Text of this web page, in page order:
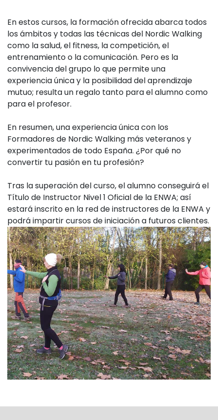
En estos cursos, la formación ofrecida abarca todos
los ámbitos y todas las técnicas del Nordic Walking
como la salud, el fitness, la competición, el
entrenamiento o la comunicación. Pero es la
convivencia del grupo lo que permite una
experiencia única y la posibilidad del aprendizaje
mutuo; resulta un regalo tanto para el alumno como
para el profesor.
En resumen, una experiencia única con los
Formadores de Nordic Walking más veteranos y
experimentados de todo España. ¿Por qué no
convertir tu pasión en tu profesión?
Tras la superación del curso, el alumno conseguirá el
Título de Instructor Nivel 1 Oficial de la ENWA; así
estará inscrito en la red de instructores de la ENWA y
podrá impartir cursos de iniciación a futuros clientes.